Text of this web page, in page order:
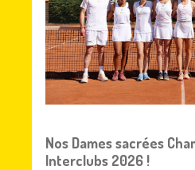
Nos Dames sacrées
Interclubs 2026 !